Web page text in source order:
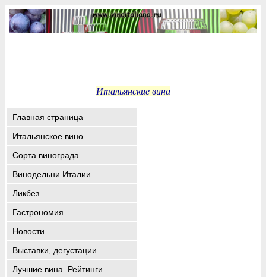
Итальянские вина
Главная страница
Итальянское вино
Сорта винограда
Винодельни Италии
Ликбез
Гастрономия
Новости
Выставки, дегустации
Лучшие вина. Рейтинги